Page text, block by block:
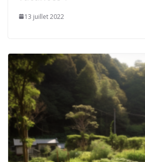
13 juillet 2022